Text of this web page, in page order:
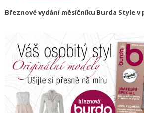
Březnové vydání měsíčníku Burda Style v